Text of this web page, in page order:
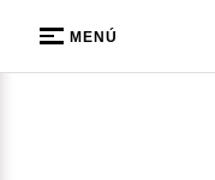
MENÚ